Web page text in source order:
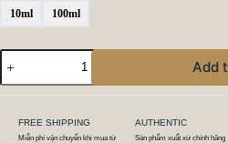
10ml 100ml
Add
FREE SHIPPING
Miễn phí vận chuyển khi mua từ
AUTHENTIC
Sản phẩm xuất xứ chính hãng